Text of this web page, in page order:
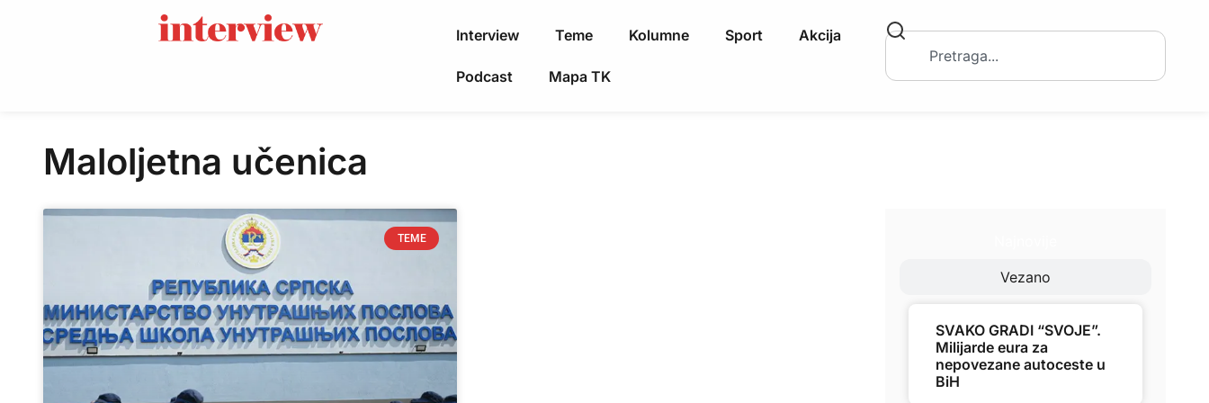
Interview Teme Kolumne Sport Akcija
Podcast Mapa TK
Maloljetna učenica
TEME
Vezano
SVAKO GRADI “SVOJE”.
Milijarde eura za
nepovezane autoceste u
BiH